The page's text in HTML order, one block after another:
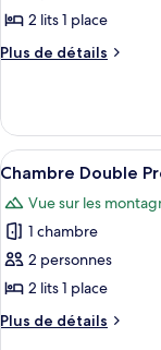
fumeurs
pour
ce
chambre :
Chambre
Double
Premium,
balcon
2 lits 1 place
Plus de détails
Plus
le
type
de
Chambre
Double
Premium,
balcon
Afficher
toutes
les
photos
pour
ce
type
de
7
Chambre Double
Vue sur les
1 chambre
2 personnes
2 lits 1 place
Plus de détails
Plus